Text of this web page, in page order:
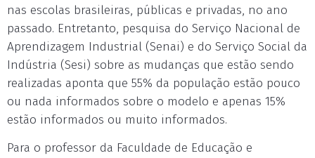
nas escolas brasileiras, públicas e privadas, no ano
passado. Entretanto, pesquisa do Serviço Nacional de
Aprendizagem Industrial (Senai) e do Serviço Social da
Indústria (Sesi) sobre as mudanças que estão sendo
realizadas aponta que 55% da população estão pouco
ou nada informados sobre o modelo e apenas 15%
estão informados ou muito informados.
Para o professor da Faculdade de Educação e